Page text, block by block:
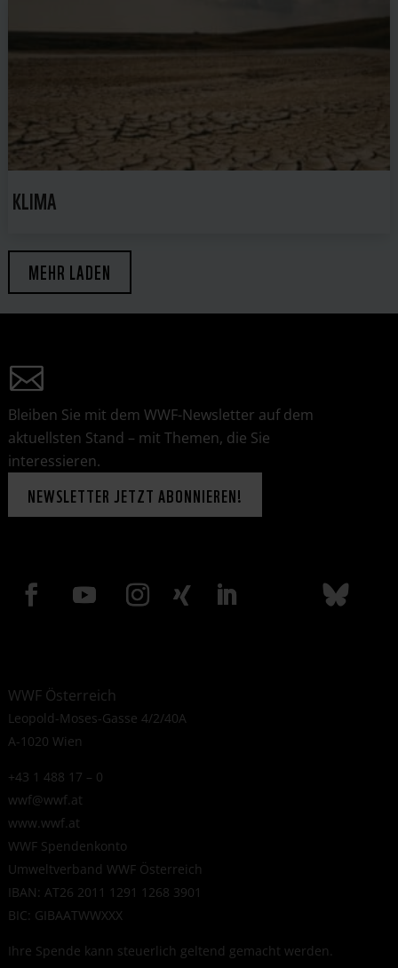
KLIMA
MEHR LADEN
Bleiben Sie mit dem WWF-Newsletter auf dem
aktuellsten Stand – mit Themen, die Sie
interessieren.
NEWSLETTER JETZT ABONNIEREN!
WWF Österreich
Leopold-Moses-Gasse 4/2/40A
A-1020 Wien
+43 1 488 17 – 0
wwf@wwf.at
www.wwf.at
WWF Spendenkonto
Umweltverband WWF Österreich
IBAN: AT26 2011 1291 1268 3901
BIC: GIBAATWWXXX
Ihre Spende kann steuerlich geltend gemacht werden.